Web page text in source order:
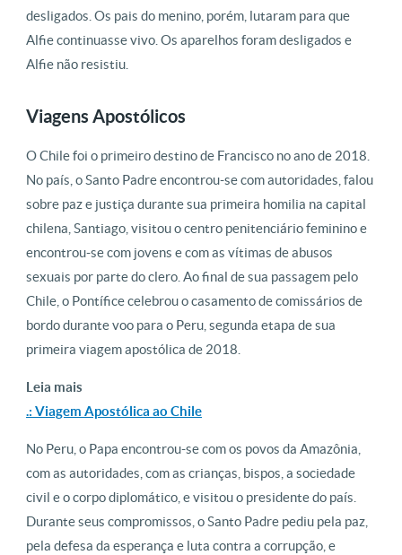
desligados. Os pais do menino, porém, lutaram para que
Alfie continuasse vivo. Os aparelhos foram desligados e
Alfie não resistiu.
Viagens Apostólicos
O Chile foi o primeiro destino de Francisco no ano de 2018.
No país, o Santo Padre encontrou-se com autoridades, falou
sobre paz e justiça durante sua primeira homilia na capital
chilena, Santiago, visitou o centro penitenciário feminino e
encontrou-se com jovens e com as vítimas de abusos
sexuais por parte do clero. Ao final de sua passagem pelo
Chile, o Pontífice celebrou o casamento de comissários de
bordo durante voo para o Peru, segunda etapa de sua
primeira viagem apostólica de 2018.
Leia mais
.: Viagem Apostólica ao Chile
No Peru, o Papa encontrou-se com os povos da Amazônia,
com as autoridades, com as crianças, bispos, a sociedade
civil e o corpo diplomático, e visitou o presidente do país.
Durante seus compromissos, o Santo Padre pediu pela paz,
pela defesa da esperança e luta contra a corrupção, e